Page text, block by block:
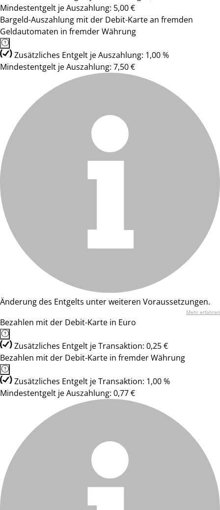
Mindestentgelt je Auszahlung: 5,00 €
Bargeld-Auszahlung mit der Debit-Karte an fremden
Geldautomaten in fremder Währung
Zusätzliches Entgelt je Auszahlung: 1,00 %
Mindestentgelt je Auszahlung: 7,50 €
Änderung des Entgelts unter weiteren Voraussetzungen.
Mehr erfahren
Bezahlen mit der Debit-Karte in Euro
Zusätzliches Entgelt je Transaktion: 0,25 €
Bezahlen mit der Debit-Karte in fremder Währung
Zusätzliches Entgelt je Transaktion: 1,00 %
Mindestentgelt je Auszahlung: 0,77 €